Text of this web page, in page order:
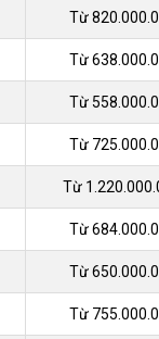
Từ
Từ
Từ
Từ
Từ
Từ
Từ
Từ